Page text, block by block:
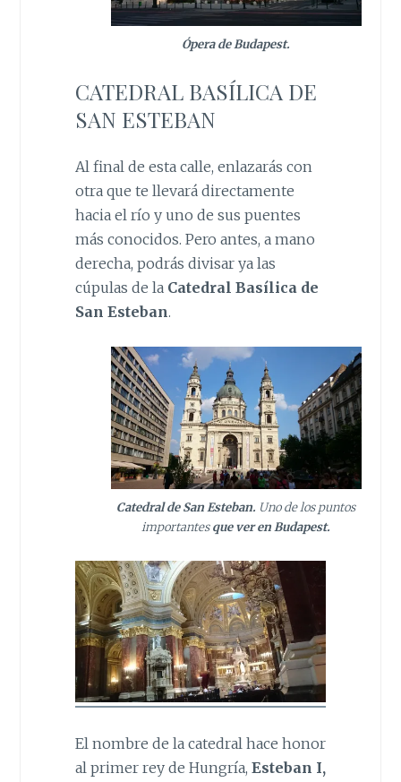
Ópera de Budapest.
CATEDRAL BASÍLICA DE
SAN ESTEBAN
Al final de esta calle, enlazarás con
otra que te llevará directamente
hacia el río y uno de sus puentes
más conocidos. Pero antes, a mano
derecha, podrás divisar ya las
cúpulas de la Catedral Basílica de
San Esteban.
Catedral de San Esteban. Uno de los puntos
importantesque ver en Budapest.
El nombre de la catedral hace honor
al primer rey de Hungría, Esteban I,